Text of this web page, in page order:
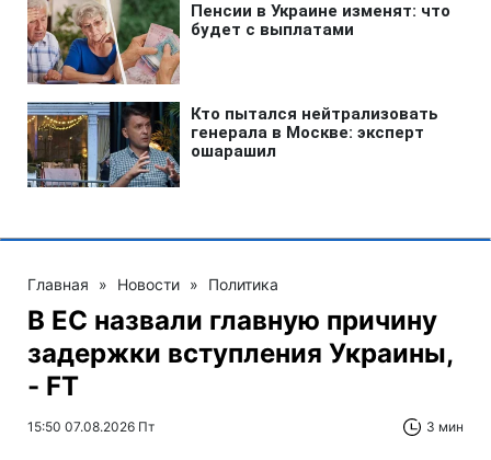
Главная » Новости » Политика
В ЕС назвали главную причину
задержки вступления Украины,
- FT
15:50 07.08.2026 Пт 3 мин